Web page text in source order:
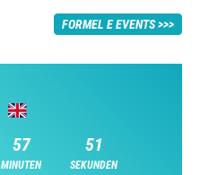
FORMEL E EVENTS
57
MINUTEN
50
SEKUNDEN